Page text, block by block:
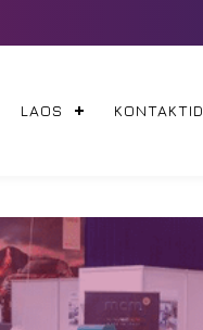
LAOS KONTAKTID